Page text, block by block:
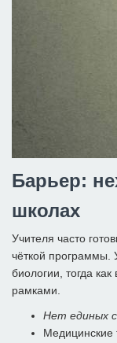
Барьер:
школах
Учителя часто
чёткой программы.
биологии, тогда
рамками.
Нет единых
Медицинские